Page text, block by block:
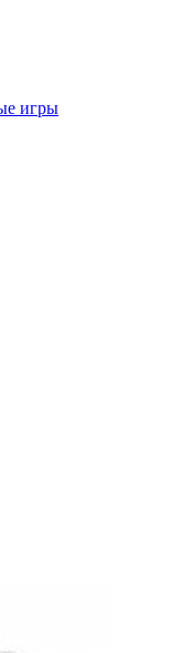
игры